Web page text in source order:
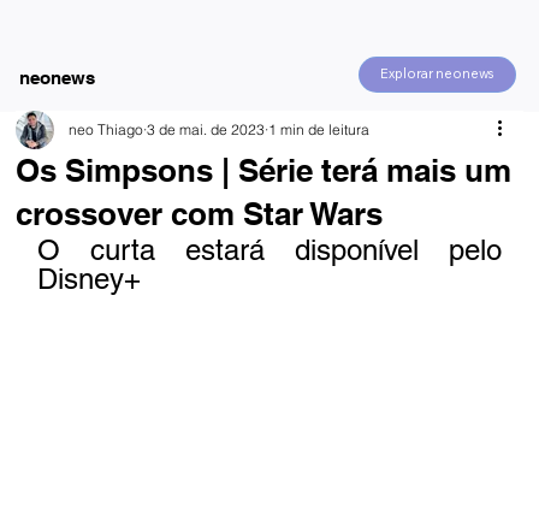
Explorar neonews
neonews
Os Simpsons | Série terá mais um
crossover com Star Wars
neo Thiago 3 de mai. de 2023 1 min de leitura
O curta estará disponível pelo
Disney+